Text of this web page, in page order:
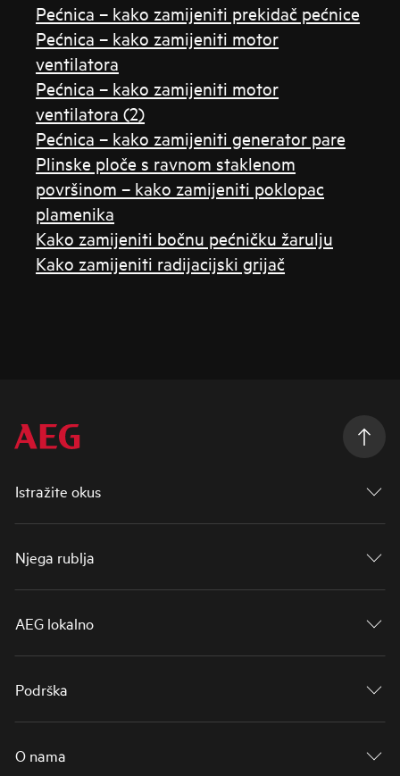
Pećnica – kako zamijeniti prekidač pećnice
Pećnica – kako zamijeniti motor
ventilatora
Pećnica – kako zamijeniti motor
ventilatora (2)
Pećnica – kako zamijeniti generator pare
Plinske ploče s ravnom staklenom
površinom – kako zamijeniti poklopac
plamenika
Kako zamijeniti bočnu pećničku žarulju
Kako zamijeniti radijacijski grijač
Istražite okus
Njega rublja
AEG lokalno
Podrška
O nama